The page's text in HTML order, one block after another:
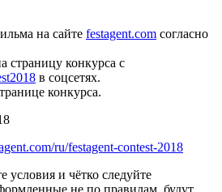
на сайте festagent.com согласно
страницу конкурса с
в соцсетях.
конкурса.
ru/festagent-contest-2018
условия и чётко следуйте